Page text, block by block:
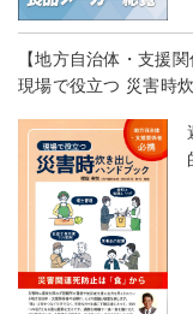
【地方自治体・支援関
現場で役立つ 災害時